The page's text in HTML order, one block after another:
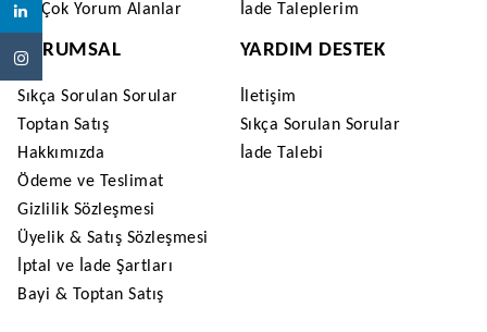
En Çok Yorum Alanlar
İade Taleplerim
KURUMSAL
Sıkça Sorulan Sorular
Toptan Satış
Hakkımızda
Ödeme ve Teslimat
Gizlilik Sözleşmesi
Üyelik & Satış Sözleşmesi
İptal ve İade Şartları
Bayi & Toptan Satış
YARDIM DESTEK
İletişim
Sıkça Sorulan Sorular
İade Talebi